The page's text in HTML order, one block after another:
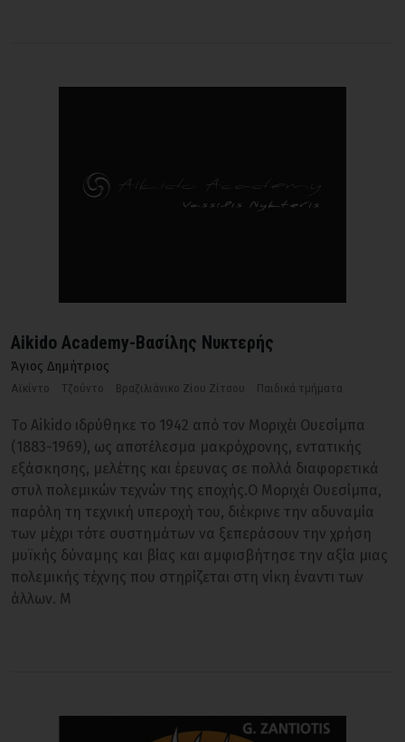
Aikido Academy-Βασίλης Νυκτερής
Άγιος Δημήτριος
Αϊκίντο Τζούντο Βραζιλιάνικο Ζίου Ζίτσου Παιδικά τμήματα
Tο Aikido ιδρύθηκε το 1942 από τον Μοριχέι Ουεσίμπα
(1883-1969), ως αποτέλεσμα μακρόχρονης, εντατικής
εξάσκησης, μελέτης και έρευνας σε πολλά διαφορετικά
στυλ πολεμικών τεχνών της εποχής.Ο Μοριχέι Ουεσίμπα,
παρόλη τη τεχνική υπεροχή του, διέκρινε την αδυναμία
των μέχρι τότε συστημάτων να ξεπεράσουν την χρήση
μυϊκής δύναμης και βίας και αμφισβήτησε την αξία μιας
πολεμικής τέχνης που στηρίζεται στη νίκη έναντι των
άλλων. Μ